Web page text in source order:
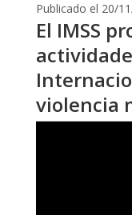
Publicado el 20/
El IMSS
violencia